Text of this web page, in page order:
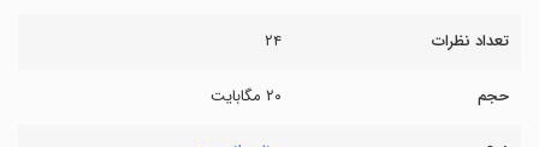
تعداد نظرات ۲۴
حجم ۲۰ مگابایت